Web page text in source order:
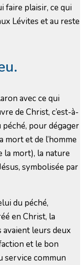
faire plaisir, ce qui
Lévites et au reste
avec ce qui
de Christ, c’est-à-
péché, pour dégager
et de l’homme
la mort), la nature
symbolisée par
du péché,
en Christ, la
avaient leurs deux
et le bon
service commun